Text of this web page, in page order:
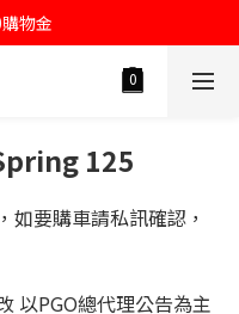
金100
物金
金100
125
要購車請私訊確認，
以PGO總代理公告為主